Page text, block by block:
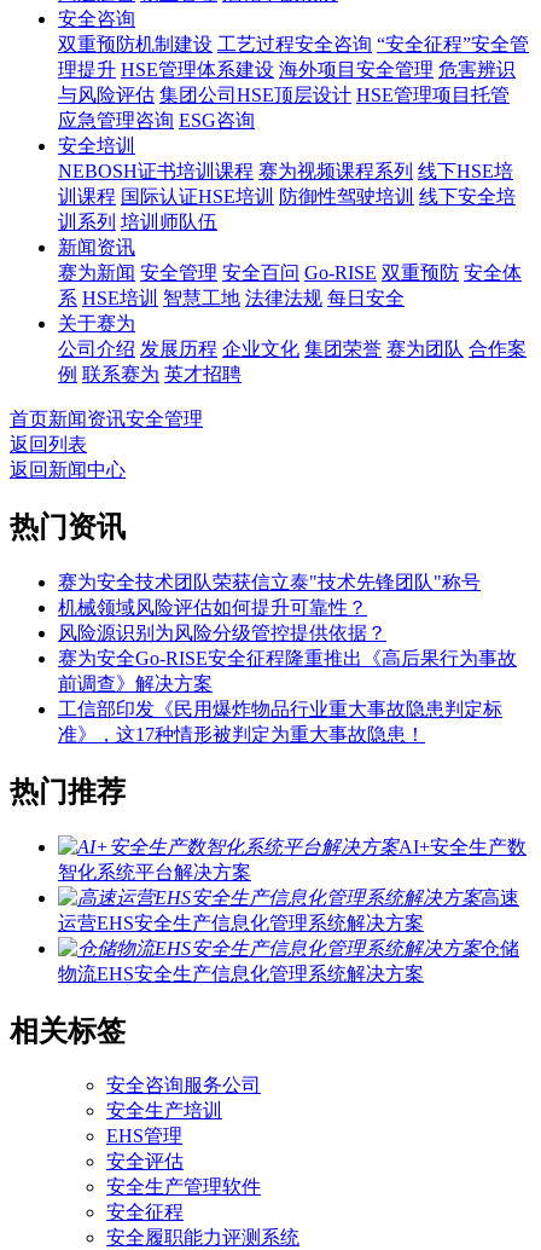
安全咨询
双重预防机制建设 工艺过程安全咨询 “安全征程”安全管
理提升 HSE管理体系建设 海外项目安全管理 危害辨识
与风险评估 集团公司HSE顶层设计 HSE管理项目托管
应急管理咨询 ESG咨询
安全培训
NEBOSH证书培训课程 赛为视频课程系列 线下HSE培
训课程 国际认证HSE培训 防御性驾驶培训 线下安全培
训系列 培训师队伍
新闻资讯
赛为新闻 安全管理 安全百问 Go-RISE 双重预防 安全体
系 HSE培训 智慧工地 法律法规 每日安全
关于赛为
公司介绍 发展历程 企业文化 集团荣誉 赛为团队 合作案
例 联系赛为 英才招聘
首页新闻资讯安全管理
返回列表
返回新闻中心
热门资讯
赛为安全技术团队荣获信立泰"技术先锋团队"称号
机械领域风险评估如何提升可靠性？
风险源识别为风险分级管控提供依据？
赛为安全Go-RISE安全征程隆重推出《高后果行为事故
前调查》解决方案
工信部印发《民用爆炸物品行业重大事故隐患判定标
准》，这17种情形被判定为重大事故隐患！
热门推荐
AI+安全生产数
智化系统平台解决方案
高速
运营EHS安全生产信息化管理系统解决方案
仓储
物流EHS安全生产信息化管理系统解决方案
相关标签
安全咨询服务公司
安全生产培训
EHS管理
安全评估
安全生产管理软件
安全征程
安全履职能力评测系统